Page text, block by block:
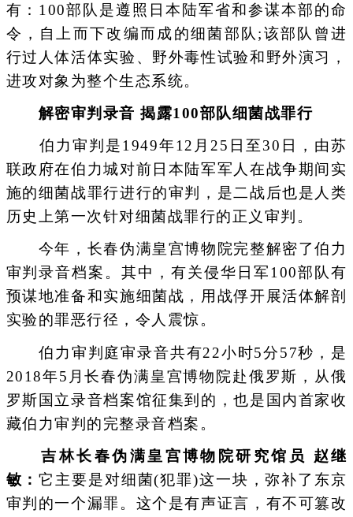
有：100部队是遵照日本陆军省和参谋本部的命
令，自上而下改编而成的细菌部队;该部队曾进
行过人体活体实验、野外毒性试验和野外演习，
进攻对象为整个生态系统。
解密审判录音 揭露100部队细菌战罪行
伯力审判是1949年12月25日至30日，由苏
联政府在伯力城对前日本陆军军人在战争期间实
施的细菌战罪行进行的审判，是二战后也是人类
历史上第一次针对细菌战罪行的正义审判。
今年，长春伪满皇宫博物院完整解密了伯力
审判录音档案。其中，有关侵华日军100部队有
预谋地准备和实施细菌战，用战俘开展活体解剖
实验的罪恶行径，令人震惊。
伯力审判庭审录音共有22小时5分57秒，是
2018年5月长春伪满皇宫博物院赴俄罗斯，从俄
罗斯国立录音档案馆征集到的，也是国内首家收
藏伯力审判的完整录音档案。
吉林长春伪满皇宫博物院研究馆员 赵继
敏：它主要是对细菌(犯罪)这一块，弥补了东京
审判的一个漏罪。这个是有声证言，有不可篡改